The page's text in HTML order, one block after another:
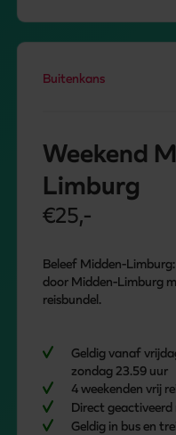
Buitenkans
Weekend
Limburg
€25,-
Beleef Midden-
door Midden-Limburg
reisbundel.
Geldig vanaf
zondag 23.59 uur
4 weekenden vrij
Direct
Geldig in bus en